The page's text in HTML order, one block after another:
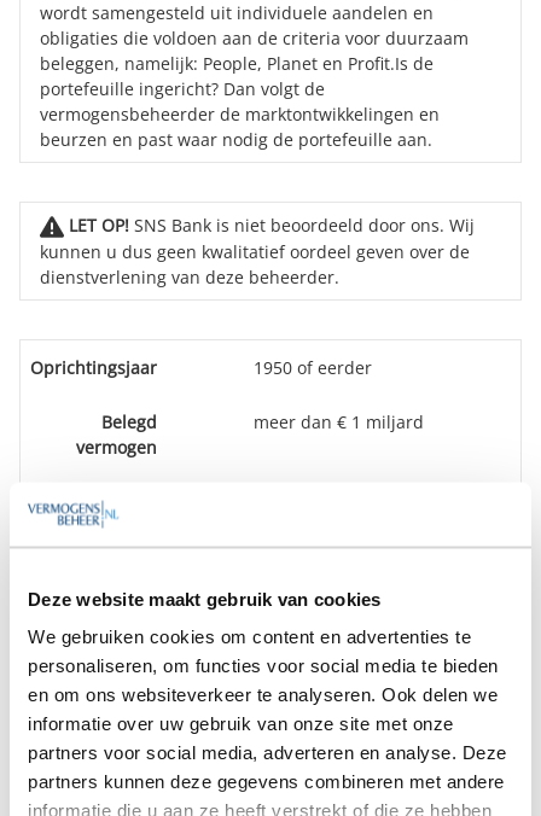
Deze website maakt gebruik van cookies
We gebruiken cookies om content en advertenties te
personaliseren, om functies voor social media te bieden
en om ons websiteverkeer te analyseren. Ook delen we
informatie over uw gebruik van onze site met onze
partners voor social media, adverteren en analyse. Deze
partners kunnen deze gegevens combineren met andere
informatie die u aan ze heeft verstrekt of die ze hebben
wordt samengesteld uit individuele aandelen en
obligaties die voldoen aan de criteria voor duurzaam
beleggen, namelijk: People, Planet en Profit.Is de
portefeuille ingericht? Dan volgt de
vermogensbeheerder de marktontwikkelingen en
beurzen en past waar nodig de portefeuille aan.
LET OP! SNS Bank is niet beoordeeld door ons. Wij
kunnen u dus geen kwalitatief oordeel geven over de
dienstverlening van deze beheerder.
Oprichtingsjaar 1950 of eerder
Belegd
vermogen
meer dan € 1 miljard
Medewerkers
Op zoek naar de beste
vermogensbeheerder?
Bent u op zoek naar de voor u beste
vermogensbeheerder?
Vraag dan gratis en geheel vrijblijvend een
SelectieRapport aan. Per e-mail ontvangt u